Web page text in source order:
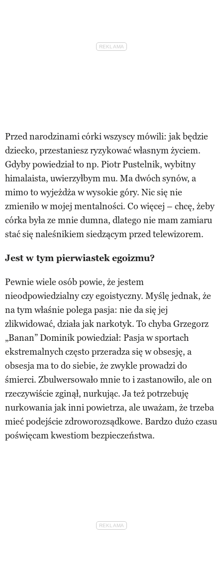
Przed narodzinami córki wszyscy mówili: jak będzie
dziecko, przestaniesz ryzykować własnym życiem.
Gdyby powiedział to np. Piotr Pustelnik, wybitny
himalaista, uwierzyłbym mu. Ma dwóch synów, a
mimo to wyjeżdża w wysokie góry. Nic się nie
zmieniło w mojej mentalności. Co więcej – chcę, żeby
córka była ze mnie dumna, dlatego nie mam zamiaru
stać się naleśnikiem siedzącym przed telewizorem.
Jest w tym pierwiastek egoizmu?
Pewnie wiele osób powie, że jestem
nieodpowiedzialny czy egoistyczny. Myślę jednak, że
na tym właśnie polega pasja: nie da się jej
zlikwidować, działa jak narkotyk. To chyba Grzegorz
„Banan” Dominik powiedział: Pasja w sportach
ekstremalnych często przeradza się w obsesję, a
obsesja ma to do siebie, że zwykle prowadzi do
śmierci. Zbulwersowało mnie to i zastanowiło, ale on
rzeczywiście zginął, nurkując. Ja też potrzebuję
nurkowania jak inni powietrza, ale uważam, że trzeba
mieć podejście zdroworozsądkowe. Bardzo dużo czasu
poświęcam kwestiom bezpieczeństwa.